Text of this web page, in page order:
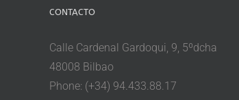
CONTACTO
Calle Cardenal Gardoqui, 9, 5ºdcha
48008 Bilbao
Phone: (+34) 94.433.88.17